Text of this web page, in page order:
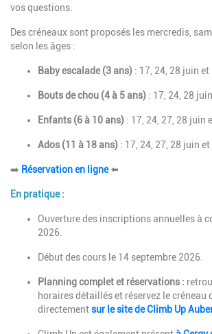
vos questions.
Des créneaux sont proposés les mercredis,
selon les âges :
Baby escalade (3 ans) : 17, 24, 28 juin et
Bouts de chou (4 à 5 ans) : 17, 24, 28
Enfants (6 à 10 ans) : 17, 24, 27, 28 juin
Ados (11 à 18 ans) : 17, 24, 27, 28 juin et
➡️ Réservation en ligne ⬅️
En pratique :
Ouverture des inscriptions annuelles à
2026.
Début des cours le 14 septembre 2026.
Planning complet et réservations :
horaires détaillés et réservez le créneau
directementsur le site de Climb Up